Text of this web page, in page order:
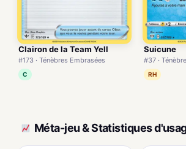
Clairon de la Team Yell
#173 · Ténèbres Embrasées
C
Suicune
#37 ·
RH
Méta-jeu & Statistiques